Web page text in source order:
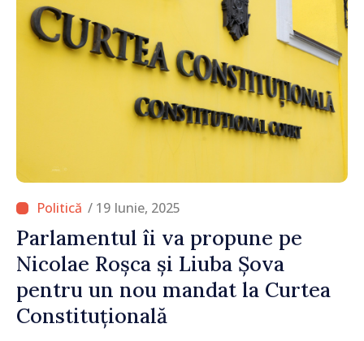
/ 19 Iunie, 2025
Parlamentul îi va propune pe
Nicolae Roșca și Liuba Șova
pentru un nou mandat la Curtea
Constituțională